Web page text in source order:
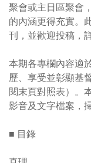
聚會或主日區聚會
的內涵更得充實。
刊，並歡迎投稿，
本期各專欄內容適
歷、享受並彰顯基
閱末頁對照表）。
影音及文字檔案，
■ 目錄